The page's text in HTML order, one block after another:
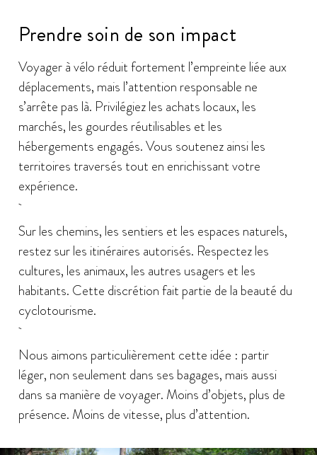
Prendre soin de son impact
Voyager à vélo réduit fortement l’empreinte liée aux
déplacements, mais l’attention responsable ne
s’arrête pas là. Privilégiez les achats locaux, les
marchés, les gourdes réutilisables et les
hébergements engagés. Vous soutenez ainsi les
territoires traversés tout en enrichissant votre
expérience.
Sur les chemins, les sentiers et les espaces naturels,
restez sur les itinéraires autorisés. Respectez les
cultures, les animaux, les autres usagers et les
habitants. Cette discrétion fait partie de la beauté du
cyclotourisme.
Nous aimons particulièrement cette idée : partir
léger, non seulement dans ses bagages, mais aussi
dans sa manière de voyager. Moins d’objets, plus de
présence. Moins de vitesse, plus d’attention.